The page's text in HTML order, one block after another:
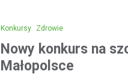
Konkursy Zdrowie
Nowy konkurs na
Małopolsce